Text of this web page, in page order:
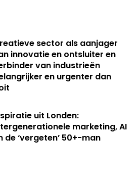
sector als aanjager
innovatie en ontsluiter en
van industrieën
en urgenter dan
uit Londen:
marketing, AI
de ‘vergeten’ 50+-man